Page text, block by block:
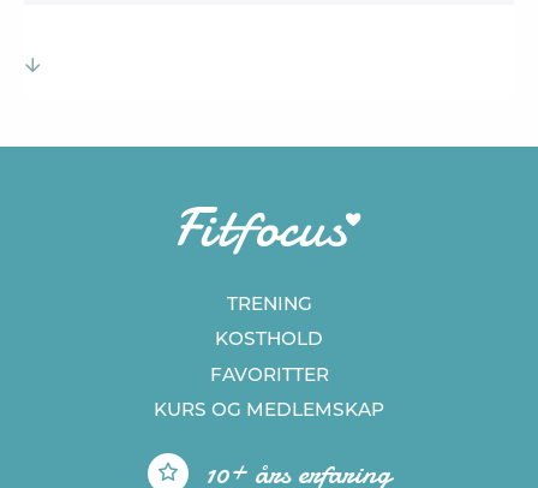
TRENING
KOSTHOLD
FAVORITTER
KURS OG MEDLEMSKAP
10+ års erfaring